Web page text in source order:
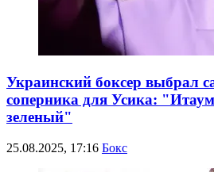
Украинский боксер выбрал
соперника для Усика:
зеленый"
25.08.2025, 17:16 Бокс